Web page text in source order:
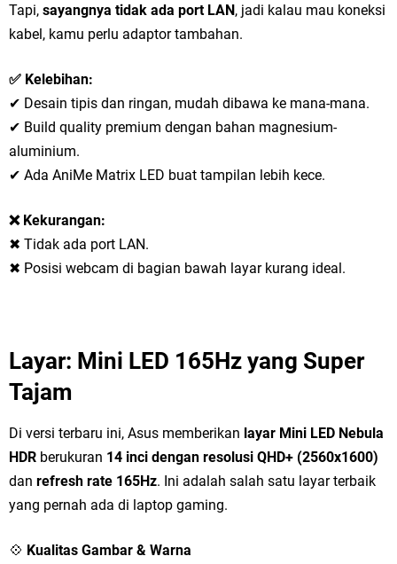
Tapi, sayangnya tidak ada port LAN, jadi kalau mau koneksi
kabel, kamu perlu adaptor tambahan.
✅ Kelebihan:
✔ Desain tipis dan ringan, mudah dibawa ke mana-mana.
✔ Build quality premium dengan bahan magnesium-
aluminium.
✔ Ada AniMe Matrix LED buat tampilan lebih kece.
❌ Kekurangan:
✖ Tidak ada port LAN.
✖ Posisi webcam di bagian bawah layar kurang ideal.
Layar: Mini LED 165Hz yang Super
Tajam
Di versi terbaru ini, Asus memberikan layar Mini LED Nebula
HDR berukuran 14 inci dengan resolusi QHD+ (2560x1600)
dan refresh rate 165Hz. Ini adalah salah satu layar terbaik
yang pernah ada di laptop gaming.
💠 Kualitas Gambar & Warna